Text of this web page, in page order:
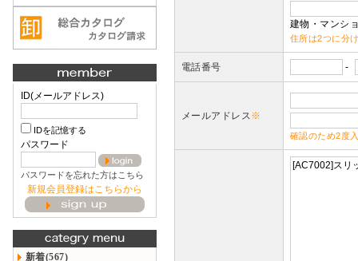
ID(メールアドレス)
IDを記憶する
パスワード
パスワードを忘れた方はこちら
新規会員登録はこちらから
新着(567)
建物・マンシ
住所は2つに分
電話番号 -
メールアドレス※
確認のため2度